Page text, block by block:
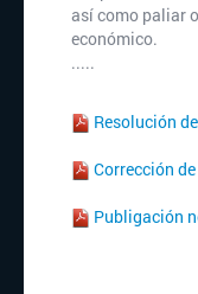
así como paliar
económico.
.....
Resolución
Corrección
Publigación